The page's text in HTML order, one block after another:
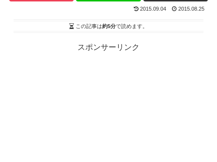
2015.09.04 2015.08.25
この記事は約5分で読めます。
スポンサーリンク